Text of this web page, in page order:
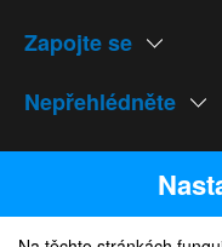
Zapojte se
Nepřehlédněte
Naše weby